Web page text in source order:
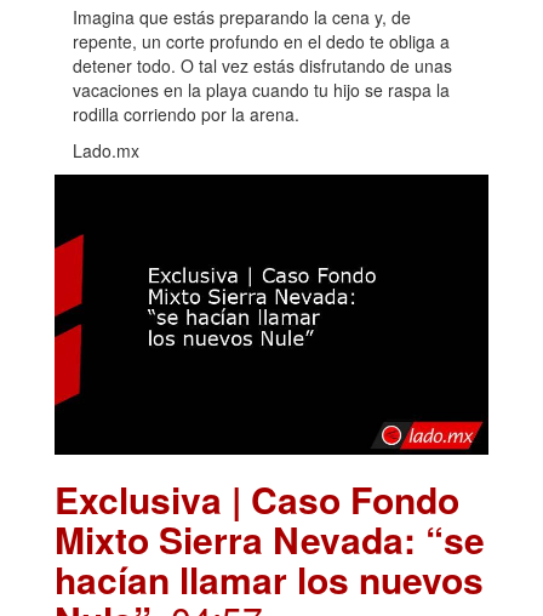
Imagina que estás preparando la cena y, de
repente, un corte profundo en el dedo te obliga a
detener todo. O tal vez estás disfrutando de unas
vacaciones en la playa cuando tu hijo se raspa la
rodilla corriendo por la arena.
Lado.mx
Exclusiva | Caso Fondo
Mixto Sierra Nevada: “se
hacían llamar los nuevos